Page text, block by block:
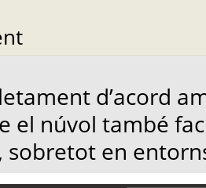
d’acord
el núvol també
sobretot en